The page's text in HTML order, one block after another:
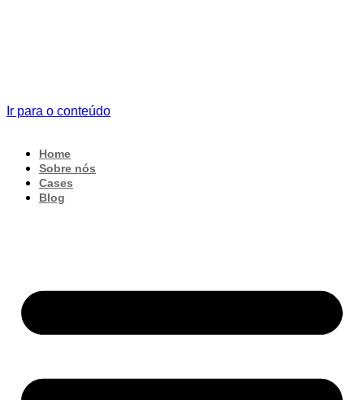
Ir para o conteúdo
Home
Sobre nós
Cases
Blog